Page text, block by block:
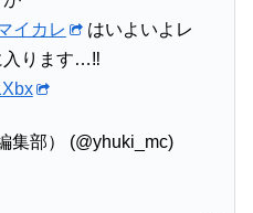
イカレ
はいよいよレ
入ります…‼︎
集部） (@yhuki_mc)